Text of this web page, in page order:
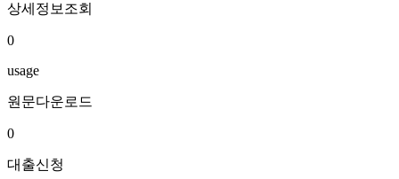
상세정보조회
0
usage
원문다운로드
0
대출신청